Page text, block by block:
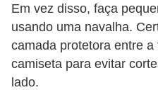
Em vez disso, faça
usando uma navalha.
camada protetora entre
camiseta para evitar
lado.